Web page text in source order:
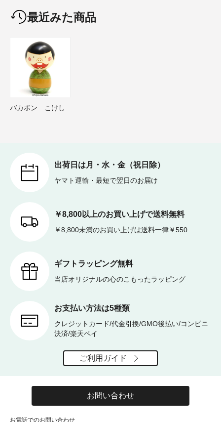
最近みた商品
バカボン こけし
出荷日は月・水・金（祝日除）
ヤマト運輸・最短で翌日のお届け
￥8,800以上のお買い上げで送料無料
￥8,800未満のお買い上げは送料一律￥550
ギフトラッピング無料
当店オリジナルの心のこもったラッピング
お支払い方法は5種類
クレジットカード/代金引換/GMO後払い/コンビニ
決済/楽天ペイ
ご利用ガイド
お問い合わせ
お電話でのお問い合わせ